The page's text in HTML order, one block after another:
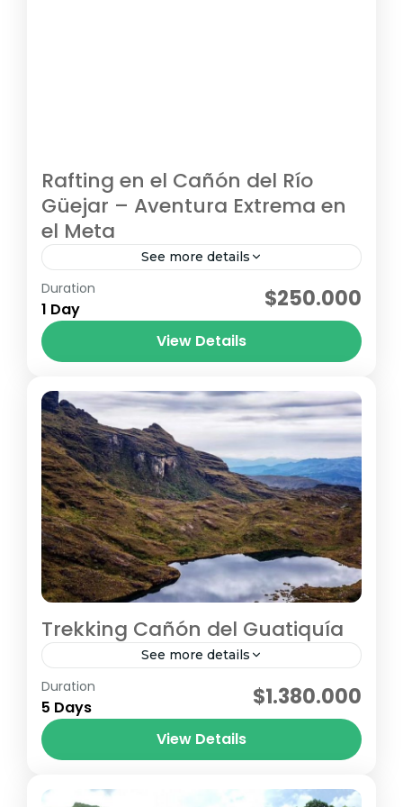
Rafting en el Cañón del Río
Güejar – Aventura Extrema en
el Meta
See more details
El Cañón del Río Güejar El Cañón del Río
Güejar, ubicado en el Meta, es uno de los
destinos de turismo de naturaleza y
aventura más impresionantes de...
Duration
1 Day $250.000
View Details
Trekking Cañón del Guatiquía
See more details
5 días / 4 noches Fechas programadas –
Cañón del Guatiquía Temporada 2025 9 al
13 de octubre de 2025 – 5 días / 4...
Duration
5 Days $1.380.000
View Details